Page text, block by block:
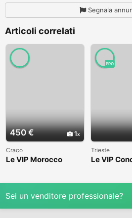
Segnala
Articoli correlati
450 € 1
Craco
Le VIP Morocco
PRO
Trieste
Le VIP
Sei un venditore professionale?